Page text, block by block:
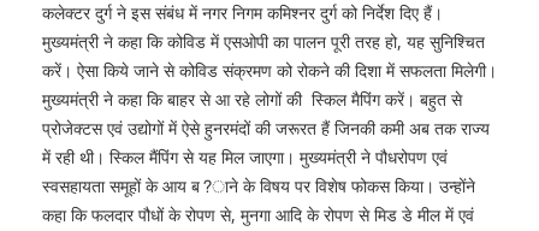
कलेक्टर दुर्ग ने इस संबंध में नगर निगम कमिश्नर दुर्ग को निर्देश दिए हैं।
मुख्यमंत्री ने कहा कि कोविड में एसओपी का पालन पूरी तरह हो, यह सुनिश्चित
करें। ऐसा किये जाने से कोविड संक्रमण को रोकने की दिशा में सफलता मिलेगी।
मुख्यमंत्री ने कहा कि बाहर से आ रहे लोगों की स्किल मैपिंग करें। बहुत से
प्रोजेक्टस एवं उद्योगों में ऐसे हुनरमंदों की जरूरत हैं जिनकी कमी अब तक राज्य
में रही थी। स्किल मैंपिंग से यह मिल जाएगा। मुख्यमंत्री ने पौधरोपण एवं
स्वसहायता समूहों के आय ब?ाने के विषय पर विशेष फोकस किया। उन्होंने
कहा कि फलदार पौधों के रोपण से, मुनगा आदि के रोपण से मिड डे मील में एवं